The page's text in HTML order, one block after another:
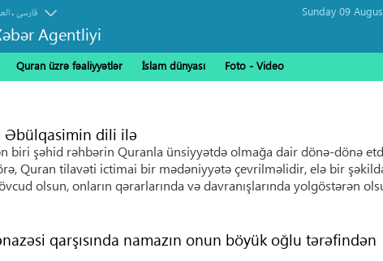
.فارسی
Agentliyi
Quran üzrə fəaliyyətlər İslam dünyası Foto - Video
Əbülqasimin dili ilə
biri şəhid rəhbərin Quranla ünsiyyətdə olmağa dair dönə-dönə
Quran tilavəti ictimai bir mədəniyyətə çevrilməlidir, elə bir
olsun, onların qərarlarında və davranışlarında yolgöstərən
qarşısında namazın onun böyük oğlu tərəfindən